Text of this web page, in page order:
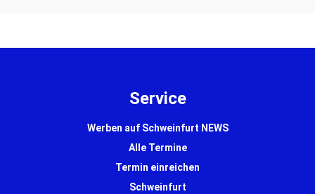
Service
Werben auf Schweinfurt NEWS
Alle Termine
Termin einreichen
Schweinfurt